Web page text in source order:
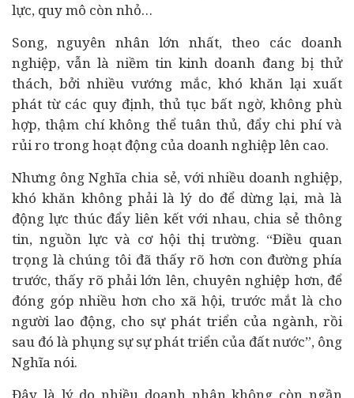
lực, quy mô còn nhỏ…
Song, nguyên nhân lớn nhất, theo các doanh
nghiệp, vẫn là niềm tin kinh doanh đang bị thử
thách, bởi nhiều vướng mắc, khó khăn lại xuất
phát từ các quy định, thủ tục bất ngờ, không phù
hợp, thậm chí không thể tuân thủ, đẩy chi phí và
rủi ro trong hoạt động của doanh nghiệp lên cao.
Nhưng ông Nghĩa chia sẻ, với nhiều doanh nghiệp,
khó khăn không phải là lý do để dừng lại, mà là
động lực thúc đẩy liên kết với nhau, chia sẻ thông
tin, nguồn lực và cơ hội thị trường. “Điều quan
trọng là chúng tôi đã thấy rõ hơn con đường phía
trước, thấy rõ phải lớn lên, chuyên nghiệp hơn, để
đóng góp nhiều hơn cho xã hội, trước mắt là cho
người lao động, cho sự phát triển của ngành, rồi
sau đó là phụng sự sự phát triển của đất nước”, ông
Nghĩa nói.